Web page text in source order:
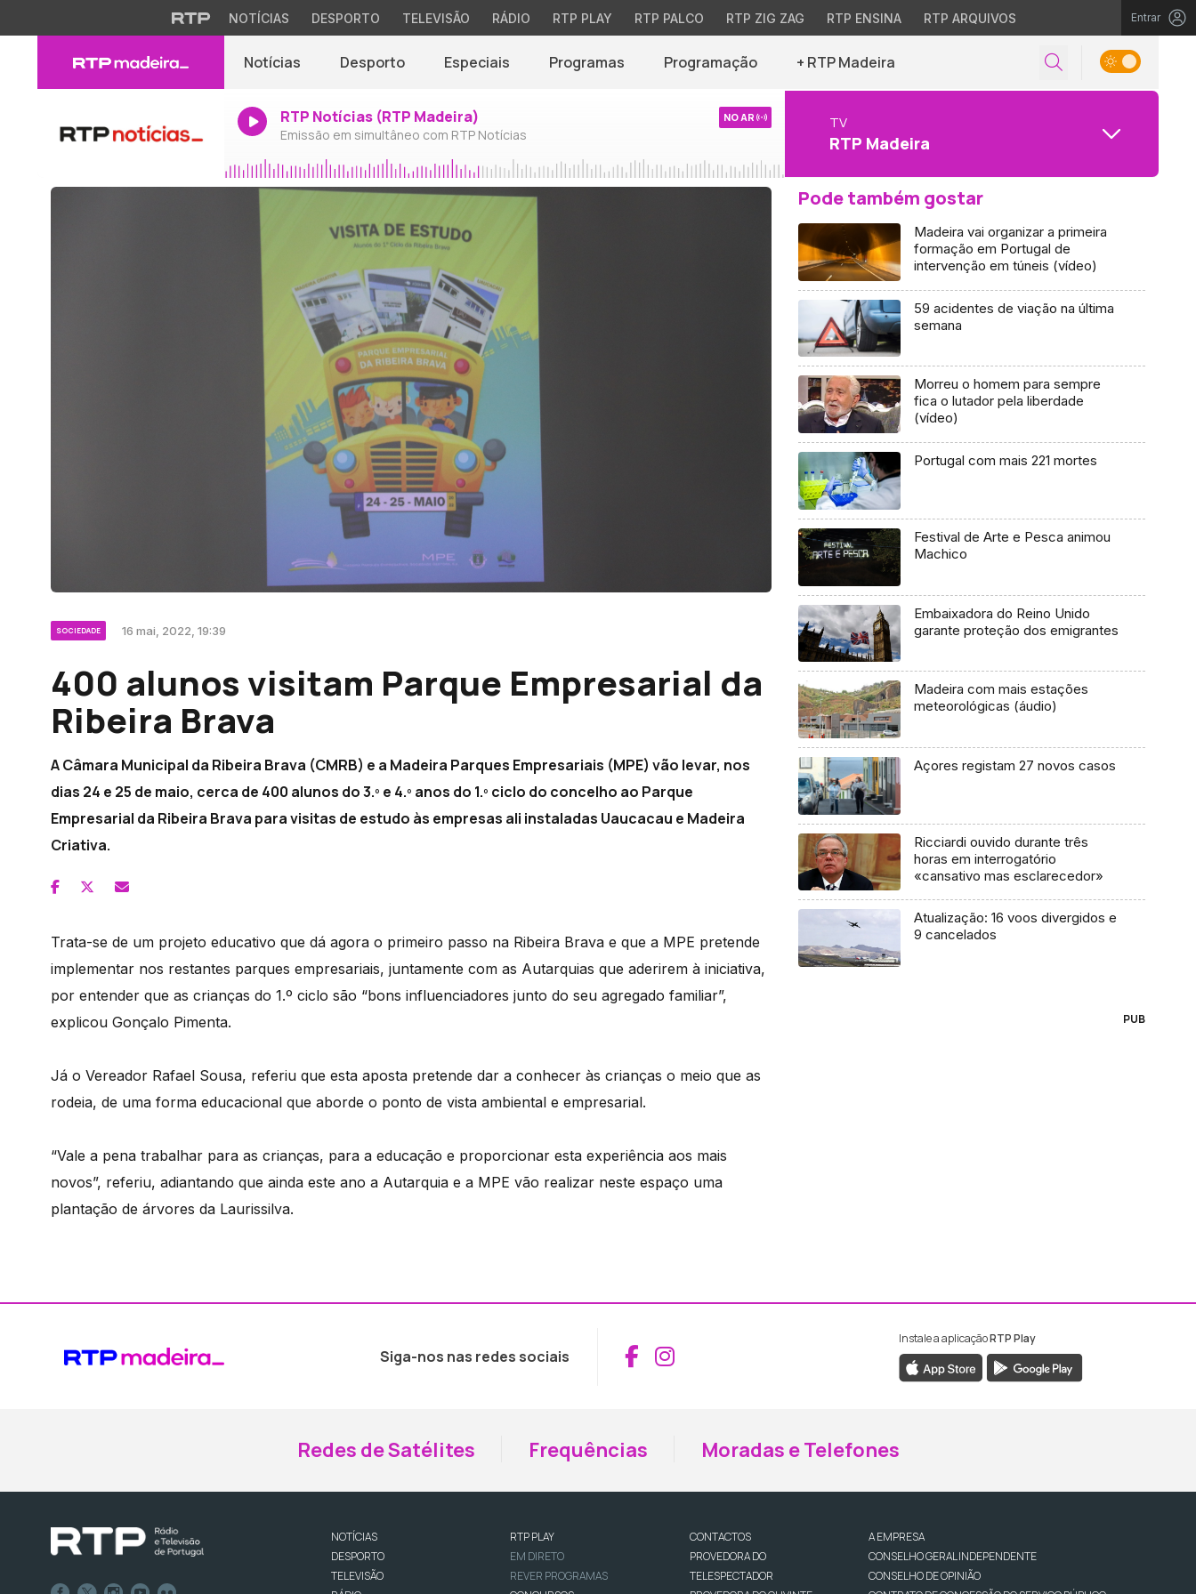
NOTÍCIAS DESPORTO TELEVISÃO RÁDIO RTP PLAY RTP PALCO RTP ZIG ZAG RTP ENSINA RTP ARQUIVOS Entrar
Notícias Desporto Especiais Programas Programação + RTP Madeira
RTP Notícias (RTP Madeira)
Emissão em simultâneo com RTP Notícias
NO AR TV
RTP Madeira
SOCIEDADE 16 mai, 2022, 19:39
400 alunos visitam Parque Empresarial da
Ribeira Brava
A Câmara Municipal da Ribeira Brava (CMRB) e a Madeira Parques Empresariais (MPE) vão levar, nos
dias 24 e 25 de maio, cerca de 400 alunos do 3.º e 4.º anos do 1.º ciclo do concelho ao Parque
Empresarial da Ribeira Brava para visitas de estudo às empresas ali instaladas Uaucacau e Madeira
Criativa.
Trata-se de um projeto educativo que dá agora o primeiro passo na Ribeira Brava e que a MPE pretende
implementar nos restantes parques empresariais, juntamente com as Autarquias que aderirem à iniciativa,
por entender que as crianças do 1.º ciclo são “bons influenciadores junto do seu agregado familiar”,
explicou Gonçalo Pimenta.
Já o Vereador Rafael Sousa, referiu que esta aposta pretende dar a conhecer às crianças o meio que as
rodeia, de uma forma educacional que aborde o ponto de vista ambiental e empresarial.
“Vale a pena trabalhar para as crianças, para a educação e proporcionar esta experiência aos mais
novos”, referiu, adiantando que ainda este ano a Autarquia e a MPE vão realizar neste espaço uma
plantação de árvores da Laurissilva.
Pode também gostar
Madeira vai organizar a primeira
formação em Portugal de
intervenção em túneis (vídeo)
59 acidentes de viação na última
semana
Morreu o homem para sempre
fica o lutador pela liberdade
(vídeo)
Portugal com mais 221 mortes
Festival de Arte e Pesca animou
Machico
Embaixadora do Reino Unido
garante proteção dos emigrantes
Madeira com mais estações
meteorológicas (áudio)
Açores registam 27 novos casos
Ricciardi ouvido durante três
horas em interrogatório
«cansativo mas esclarecedor»
Atualização: 16 voos divergidos e
9 cancelados
PUB
Siga-nos nas redes sociais Aceder ao Facebook da RTP Madeira
Aceder ao Instagram da RTP Madeira
Instale a aplicaçãoRTP Play
Redes de Satélites Frequências Moradas e Telefones
NOTÍCIAS
DESPORTO
TELEVISÃO
RTP PLAY
EM DIRETO
REVER PROGRAMAS
CONTACTOS
PROVEDORA DO
TELESPECTADOR
A EMPRESA
CONSELHO GERAL INDEPENDENTE
CONSELHO DE OPINIÃO